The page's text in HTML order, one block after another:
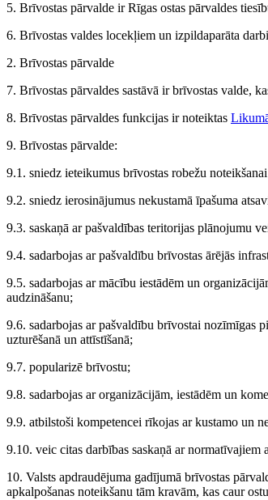
5. Brīvostas pārvalde ir Rīgas ostas pārvaldes
6. Brīvostas valdes locekļiem un izpildaparāta
2. Brīvostas pārvalde
7. Brīvostas pārvaldes sastāvā ir brīvostas valde,
8. Brīvostas pārvaldes funkcijas ir noteiktas
9. Brīvostas pārvalde:
9.1. sniedz ieteikumus brīvostas robežu
9.2. sniedz ierosinājumus nekustamā īpašuma
9.3. saskaņā ar pašvaldības teritorijas plānojumu
9.4. sadarbojas ar pašvaldību brīvostas ārējās
9.5. sadarbojas ar mācību iestādēm un
audzināšanu;
9.6. sadarbojas ar pašvaldību brīvostai nozīmīgas
uzturēšanā un attīstīšanā;
9.7. popularizē brīvostu;
9.8. sadarbojas ar organizācijām, iestādēm un
9.9. atbilstoši kompetencei rīkojas ar kustamo un
9.10. veic citas darbības saskaņā ar normatīvajiem
10. Valsts apdraudējuma gadījumā brīvostas
apkalpošanas noteikšanu tām kravām, kas caur